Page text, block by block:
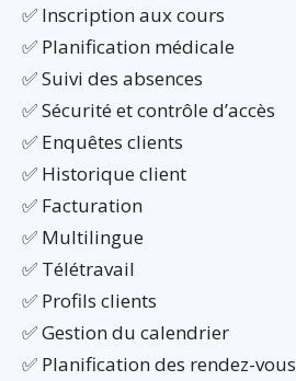
✅ Inscription aux cours
✅ Planification médicale
✅ Suivi des absences
✅ Sécurité et contrôle d’accès
✅ Enquêtes clients
✅ Historique client
✅ Facturation
✅ Multilingue
✅ Télétravail
✅ Profils clients
✅ Gestion du calendrier
✅ Planification des rendez-vous